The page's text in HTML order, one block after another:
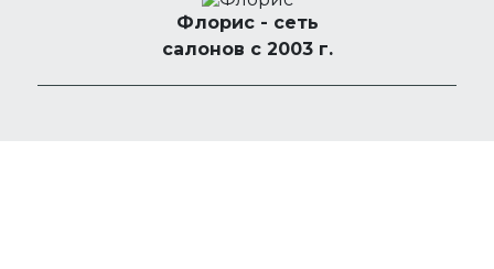
Флорис - сеть
салонов с 2003 г.